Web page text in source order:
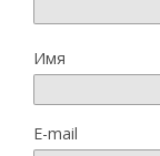
Имя
E-mail